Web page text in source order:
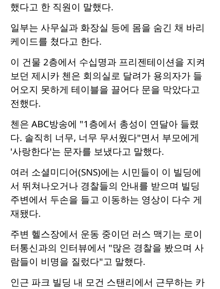
했다고 한 직원이 말했다.
일부는 사무실과 화장실 등에 몸을 숨긴 채 바리
케이드를 쳤다고 한다.
이 건물 2층에서 수십명과 프리젠테이션을 지켜
보던 제시카 첸은 회의실로 달려가 용의자가 들
어오지 못하게 테이블을 끌어다 문을 막았다고
전했다.
첸은 ABC방송에 "1층에서 총성이 연달아 들렸
다. 솔직히 너무, 너무 무서웠다"면서 부모에게
'사랑한다'는 문자를 보냈다고 말했다.
여러 소셜미디어(SNS)에는 시민들이 이 빌딩에
서 뛰쳐나오거나 경찰들의 안내를 받으며 빌딩
주변에서 두손을 들고 이동하는 영상이 다수 게
재됐다.
주변 헬스장에서 운동 중이던 러스 맥기는 로이
터통신과의 인터뷰에서 "많은 경찰을 봤으며 사
람들이 비명을 질렀다"고 말했다.
인근 파크 빌딩 내 모건 스탠리에서 근무하는 카